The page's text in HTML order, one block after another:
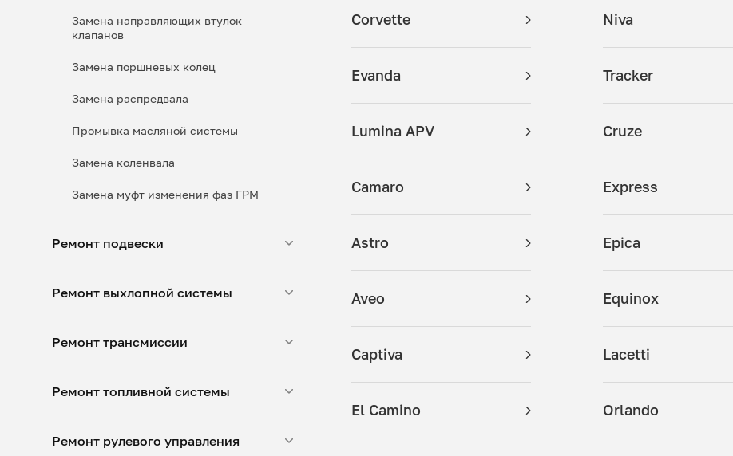
Замена направляющих втулок
клапанов
Замена поршневых колец
Замена распредвала
Промывка масляной системы
Замена коленвала
Замена муфт изменения фаз ГРМ
Ремонт подвески
Ремонт выхлопной системы
Ремонт трансмиссии
Ремонт топливной системы
Ремонт рулевого управления
Corvette Niva
Evanda Tracker
Lumina APV Cruze
Camaro Express
Astro Epica
Aveo Equinox
Captiva Lacetti
El Camino Orlando